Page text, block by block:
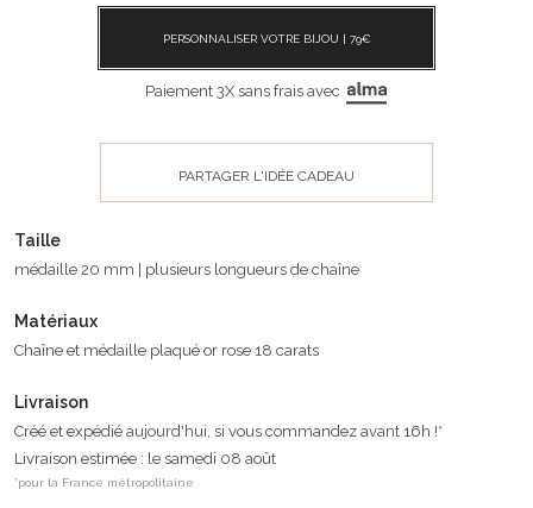
PERSONNALISER VOTRE BIJOU | 79€
Paiement 3X sans frais avec
PARTAGER L'IDÉE CADEAU
Taille
médaille 20 mm | plusieurs longueurs de chaîne
Matériaux
Chaîne et médaille plaqué or rose 18 carats
Livraison
Créé et expédié aujourd'hui, si vous commandez avant 16h !*
Livraison estimée : le samedi 08 août
*pour la France métropolitaine